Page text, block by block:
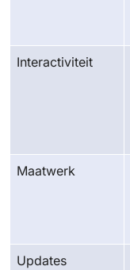
Interactiviteit
Maatwerk
Updates